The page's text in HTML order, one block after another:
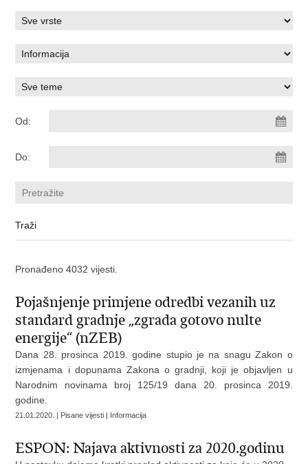
Od:
Do:
Pronađeno 4032 vijesti.
Pojašnjenje primjene odredbi vezanih uz
standard gradnje „zgrada gotovo nulte
energije“ (nZEB)
Dana 28. prosinca 2019. godine stupio je na snagu Zakon o
izmjenama i dopunama Zakona o gradnji, koji je objavljen u
Narodnim novinama broj 125/19 dana 20. prosinca 2019.
godine.
21.01.2020. | Pisane vijesti | Informacija
ESPON: Najava aktivnosti za 2020.godinu